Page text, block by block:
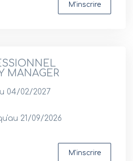
M'inscrire
MANAGER
04/02/2027
21/09/2026
M'inscrire